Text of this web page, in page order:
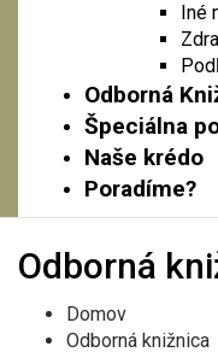
Iné
Odborná
Špeciálna
Naše krédo
Poradíme?
Odborná
Domov
Odborná knižnica